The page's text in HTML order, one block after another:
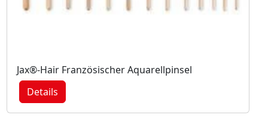
Jax®-Hair Französischer Aquarellpinsel
Details